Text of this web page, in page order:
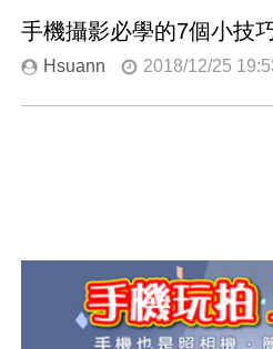
手機攝影必學的7個小技
Hsuann 2018/12/25